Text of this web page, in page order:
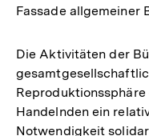
Fassade allgemeiner
Die Aktivitäten der
Handelnden ein
Notwendigkeit